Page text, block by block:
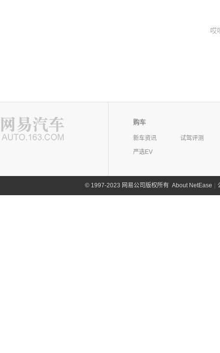
哎
购车
新车资讯
试驾评测
严选EV
©1997-2023 网易公司版权所有 About NetEase